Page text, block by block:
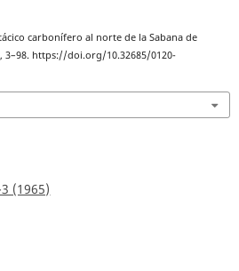
carbonífero al norte de la Sabana de
3–98. https://doi.org/10.32685/0120-
(1965)